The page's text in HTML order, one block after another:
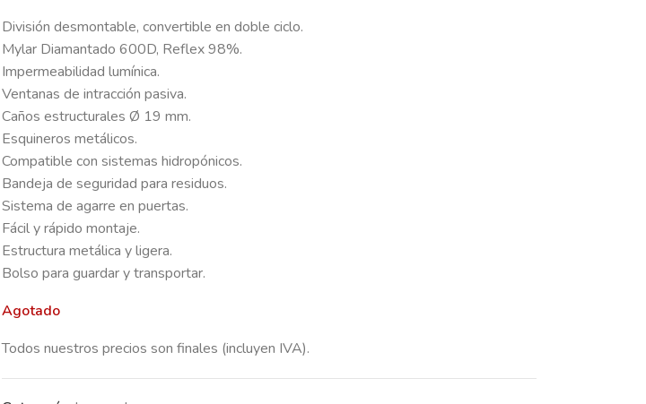
División desmontable, convertible en doble ciclo.
Mylar Diamantado 600D, Reflex 98%.
Impermeabilidad lumínica.
Ventanas de intracción pasiva.
Caños estructurales Ø 19 mm.
Esquineros metálicos.
Compatible con sistemas hidropónicos.
Bandeja de seguridad para residuos.
Sistema de agarre en puertas.
Fácil y rápido montaje.
Estructura metálica y ligera.
Bolso para guardar y transportar.
Agotado
Todos nuestros precios son finales (incluyen IVA).